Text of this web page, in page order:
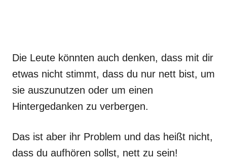
Die Leute könnten auch denken, dass mit dir
etwas nicht stimmt, dass du nur nett bist, um
sie auszunutzen oder um einen
Hintergedanken zu verbergen.
Das ist aber ihr Problem und das heißt nicht,
dass du aufhören sollst, nett zu sein!